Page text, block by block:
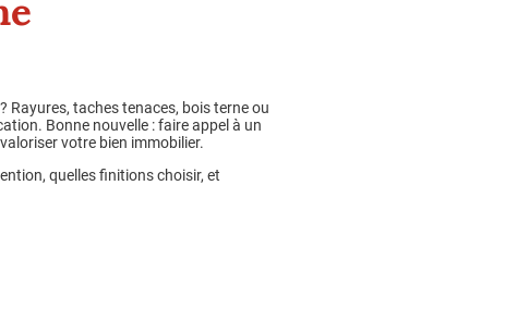
Rayures, taches tenaces, bois terne ou
Bonne nouvelle : faire appel à un
votre bien immobilier.
quelles finitions choisir, et